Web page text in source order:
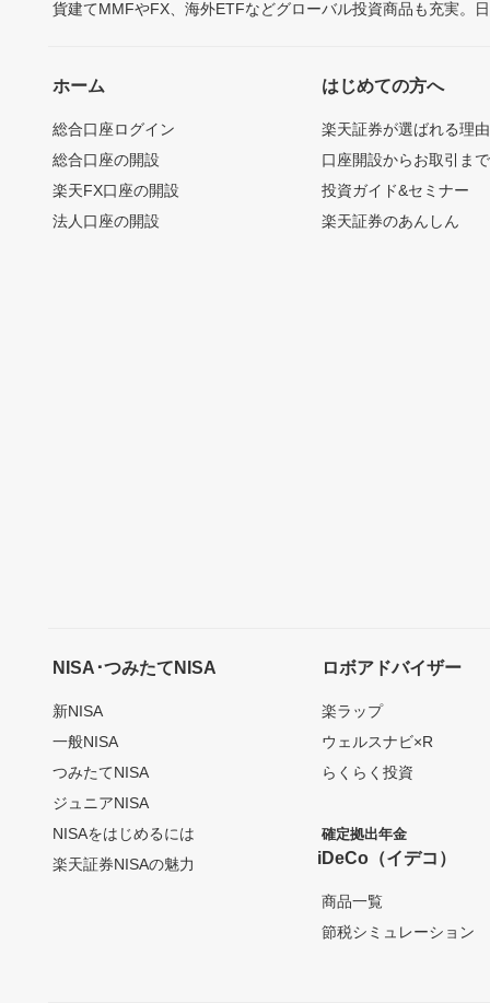
貨建てMMFやFX、海外ETFなどグローバル投資商品も充実。
ホーム
総合口座ログイン
総合口座の開設
楽天FX口座の開設
法人口座の開設
はじめての方へ
楽天証券が選ばれる理由
口座開設からお取引ま
投資ガイド&セミナー
楽天証券のあんしん
NISA･つみたてNISA
新NISA
一般NISA
つみたてNISA
ジュニアNISA
NISAをはじめるには
楽天証券NISAの魅力
ロボアドバイザー
楽ラップ
ウェルスナビ×R
らくらく投資
確定拠出年金
iDeCo（イデコ）
商品一覧
節税シミュレーション